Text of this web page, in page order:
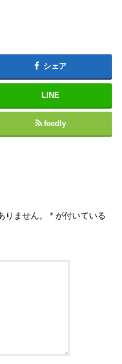
シェア
LINE
feedly
りません。 * が付いている